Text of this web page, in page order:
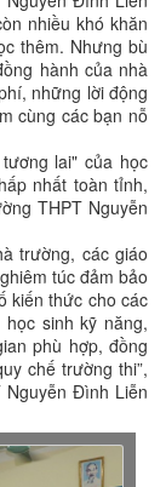
nhiều khó khăn
thêm. Nhưng bù
hành của nhà
những lời động
cùng các bạn nỗ
lai" của học
nhất toàn tỉnh,
THPT Nguyễn
trường, các giáo
túc đảm bảo
kiến thức cho các
sinh kỹ năng,
phù hợp, đồng
chế trường thi”,
Nguyễn Đình Liễn